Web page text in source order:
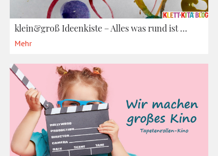
klein&groß Ideenkiste – Alles was rund ist …
Mehr